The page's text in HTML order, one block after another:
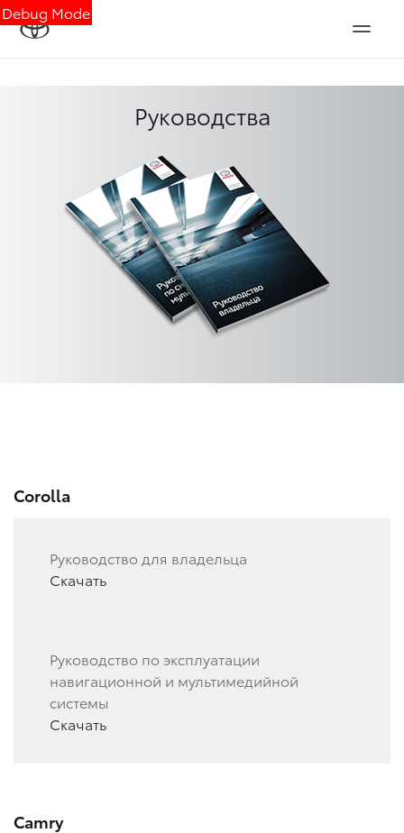
Debug Mode
Руководства
Corolla
Руководство для владельца
Скачать
Руководство по эксплуатации
навигационной и мультимедийной
системы
Скачать
Camry